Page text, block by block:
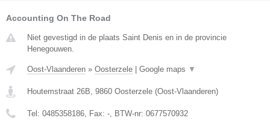
Accounting On The Road
Niet gevestigd in de plaats Saint Denis en in de provincie
Henegouwen.
Oost-Vlaanderen » Oosterzele Google maps ▼
Houtemstraat 26B 9860 Oosterzele (Oost-Vlaanderen)
Tel: 0485358186 , Fax: - , BTW-nr: 0677570932